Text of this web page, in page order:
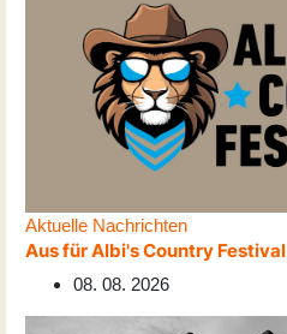
Aktuelle Nachrichten
Aus für Albi's Country Festival
08. 08. 2026